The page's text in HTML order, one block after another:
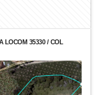
LOCOM 35330 / COL